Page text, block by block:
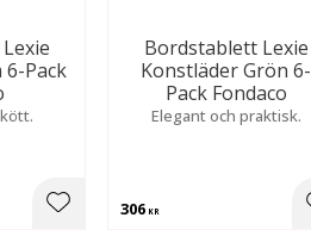
6-Pack
Lägg till i favoriter
Bordstablett Lexie
Konstläder Grön 6-
Pack Fondaco
Elegant och praktisk.
306 KR